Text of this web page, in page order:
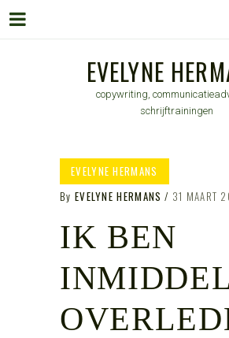
EVELYNE
copywriting,
schrijftrainingen
EVELYNE HERMANS
By EVELYNE HERMANS 31 MAART
IK BEN
Menu